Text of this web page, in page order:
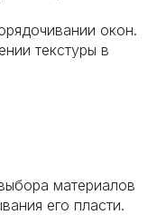
окон.
текстуры в
материалов
его пласти.